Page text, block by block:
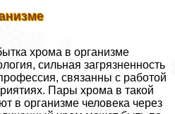
хрома в организме
сильная загрязненность
связанны с работой
Пары хрома в такой
в организме человека через